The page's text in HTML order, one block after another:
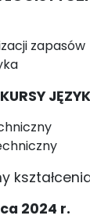
zapasów
2024 r.